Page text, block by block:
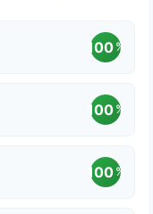
100 %
100 %
100 %